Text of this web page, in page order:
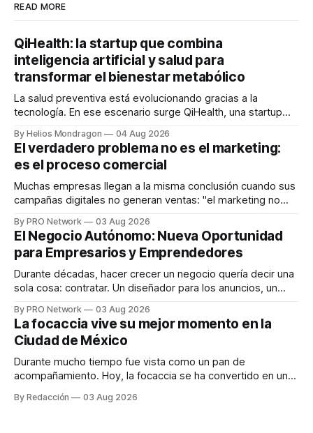
READ MORE
QiHealth: la startup que combina
inteligencia artificial y salud para
transformar el bienestar metabólico
La salud preventiva está evolucionando gracias a la
tecnología. En ese escenario surge QiHealth, una startup
dispositivos inteligentes, inteligencia artificial y monitoreo
en tiempo real para ayudar a las personas a tomar mejores
decisiones sobre su salud metabólica. Su propuesta busca
responder
By Helios Mondragon 04 Aug 2026
El verdadero problema no es el marketing:
es el proceso comercial
Muchas empresas llegan a la misma conclusión cuando sus
campañas digitales no generan ventas: "el marketing no
INTERIUS, el problema suele estar en otro lugar. Durante
una entrevista para el podcast SER PRO, el especialista en
marketing digital explicó que
By PRO Network 03 Aug 2026
El Negocio Autónomo: Nueva Oportunidad
para Empresarios y Emprendedores
Durante décadas, hacer crecer un negocio quería decir una
sola cosa: contratar. Un diseñador para los anuncios, un
para los textos, alguien que supiera de publicidad digital
para encontrar prospectos, un vendedor para atender
llamadas y mensajes, y —con suerte— una persona
By PRO Network 03 Aug 2026
La focaccia vive su mejor momento en la
Ciudad de México
Durante mucho tiempo fue vista como un pan de
acompañamiento. Hoy, la focaccia se ha convertido en uno
artesanal, ingredientes de calidad y experiencias que
By Redacción 03 Aug 2026